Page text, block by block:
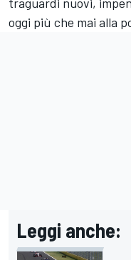
oggi più che mai alla
Leggi anche: